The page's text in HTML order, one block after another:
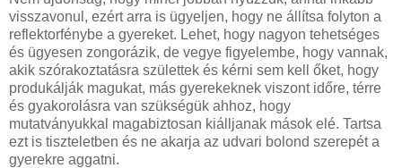
visszavonul, ezért arra is ügyeljen, hogy ne állítsa folyton a
reflektorfénybe a gyereket. Lehet, hogy nagyon tehetséges
és ügyesen zongorázik, de vegye figyelembe, hogy vannak,
akik szórakoztatásra születtek és kérni sem kell őket, hogy
produkálják magukat, más gyerekeknek viszont időre, térre
és gyakorolásra van szükségük ahhoz, hogy
mutatványukkal magabiztosan kiálljanak mások elé. Tartsa
ezt is tiszteletben és ne akarja az udvari bolond szerepét a
gyerekre aggatni.